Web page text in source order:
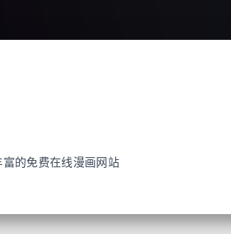
的免费在线漫画网站